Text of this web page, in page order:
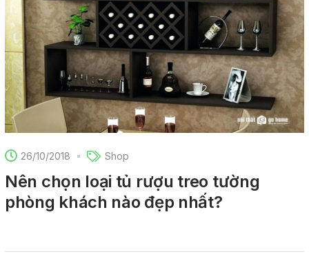
26/10/2018 Shop
Nên chọn loại tủ rượu treo tường
phòng khách nào đẹp nhất?